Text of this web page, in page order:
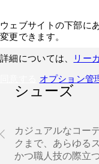
シューズ
カジュアルなコー
クまで、あらゆる
かつ職人技の際立
ウェブサイトの下部に
変更できます。
詳細については、 リー
オプション管